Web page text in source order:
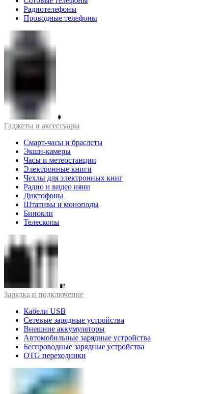
Радиотелефоны
Проводные телефоны
Гаджеты и аксессуары
Смарт-часы и браслеты
Экшн-камеры
Часы и метеостанции
Электронные книги
Чехлы для электронных книг
Радио и видео няни
Диктофоны
Штативы и моноподы
Бинокли
Телескопы
Зарядка и подключение
Кабели USB
Сетевые зарядные устройства
Внешние аккумуляторы
Автомобильные зарядные устройства
Беспроводные зарядные устройства
OTG переходники